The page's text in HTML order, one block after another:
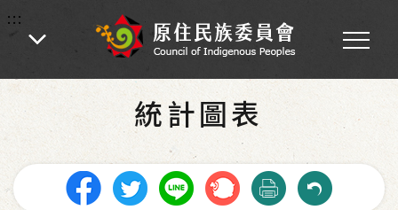
:::
:::
首頁 統計圖表
統計圖表